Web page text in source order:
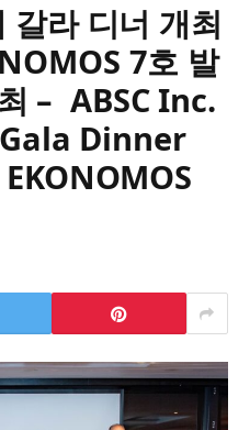
갈라 디너 개최
7호 발
– ABSC Inc.
Dinner